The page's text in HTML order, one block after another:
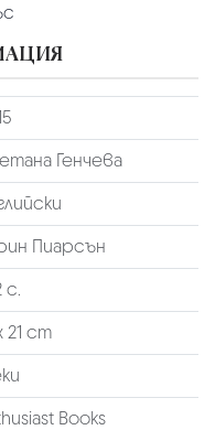
Генчева
Пиарсън
с.
21 cm
Books